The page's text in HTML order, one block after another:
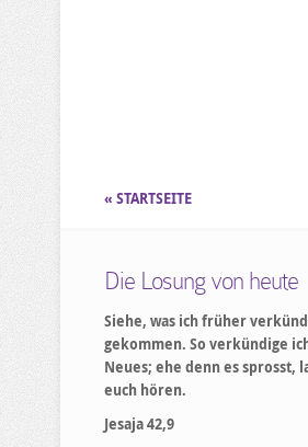
« STARTSEITE
Die Losung von heute
Siehe, was ich früher
gekommen. So verkündige
Neues; ehe denn es sprosst,
euch hören.
Jesaja 42,9